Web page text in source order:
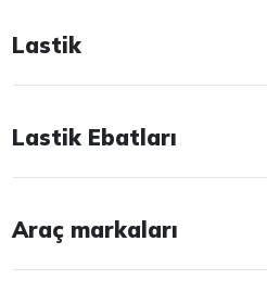
Lastik
Lastik Ebatları
Araç markaları